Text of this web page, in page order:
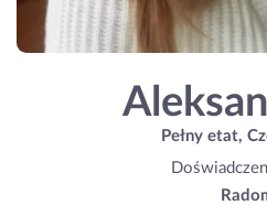
Pełny etat,